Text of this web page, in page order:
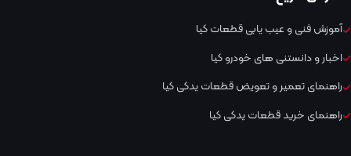
آموزش فنی و عیب یابی قطعات کیا
اخبار و دانستنی های خودرو کیا
راهنمای تعمیر و تعویض قطعات یدکی کیا
راهنمای خرید قطعات یدکی کیا